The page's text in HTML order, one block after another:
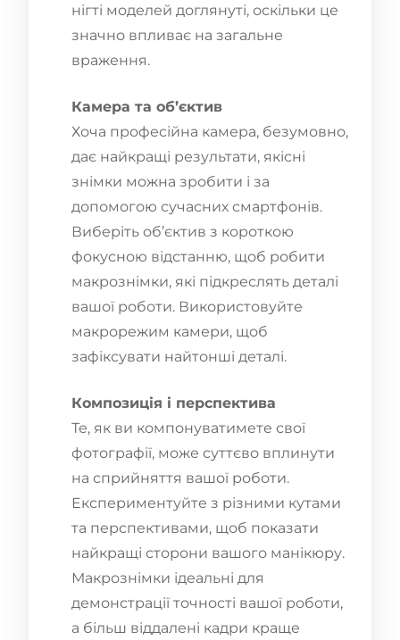
нігті моделей доглянуті, оскільки це
значно впливає на загальне
враження.
Камера та об’єктив
Хоча професійна камера, безумовно,
дає найкращі результати, якісні
знімки можна зробити і за
допомогою сучасних смартфонів.
Виберіть об’єктив з короткою
фокусною відстанню, щоб робити
макрознімки, які підкреслять деталі
вашої роботи. Використовуйте
макрорежим камери, щоб
зафіксувати найтонші деталі.
Композиція і перспектива
Те, як ви компонуватимете свої
фотографії, може суттєво вплинути
на сприйняття вашої роботи.
Експериментуйте з різними кутами
та перспективами, щоб показати
найкращі сторони вашого манікюру.
Макрознімки ідеальні для
демонстрації точності вашої роботи,
а більш віддалені кадри краще